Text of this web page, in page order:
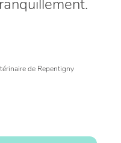
de Repentigny